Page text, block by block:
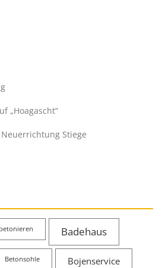
„Hoagascht“
Stiege
Badehaus
Betonsohle Bojenservice